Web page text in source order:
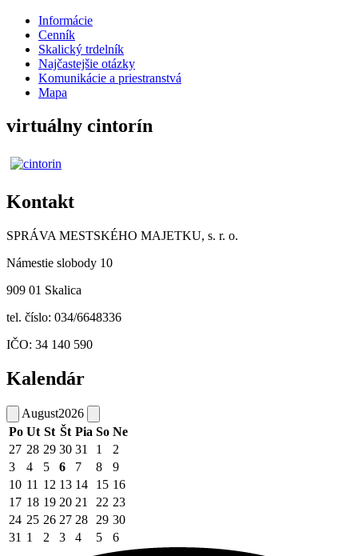
Informácie
Cenník
Skalický trdelník
Najčastejšie otázky
Komunikácie a priestranstvá
Mapa
virtuálny cintorín
Kontakt
SPRÁVA MESTSKÉHO MAJETKU, s. r. o.
Námestie slobody 10
909 01 Skalica
tel. číslo: 034/6648336
IČO: 34 140 590
Kalendár
August2026
Po Ut St Št Pia So Ne
27 28 29 30 31 1
2
3
4 5 6 7 8
9
10 11 12 13 14 15 16
17 18 19 20 21 22 23
24 25 26 27 28 29 30
31 1 2 3 4 5 6